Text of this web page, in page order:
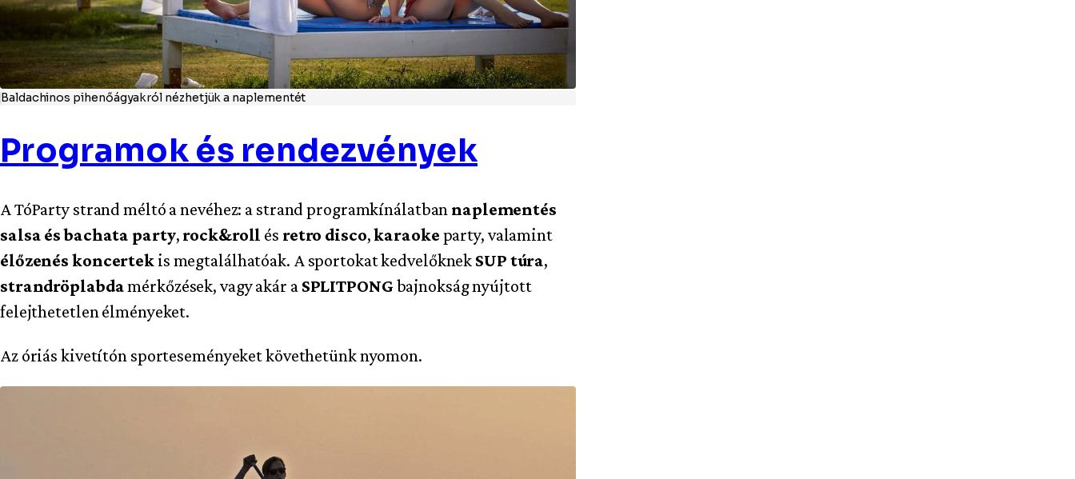
Baldachinos pihenőágyakról nézhetjük a naplementét
Programok és rendezvények
A TóParty strand méltó a nevéhez: a strand programkínálatban naplementés
salsa és bachata party, rock&roll és retro disco,karaoke party, valamint
élőzenés koncertekis megtalálhatóak. A sportokat kedvelőknek SUP túra,
strandröplabdamérkőzések, vagy akár a SPLITPONG bajnokság nyújtott
felejthetetlen élményeket.
Az óriás kivetítón sporteseményeket követhetünk nyomon.